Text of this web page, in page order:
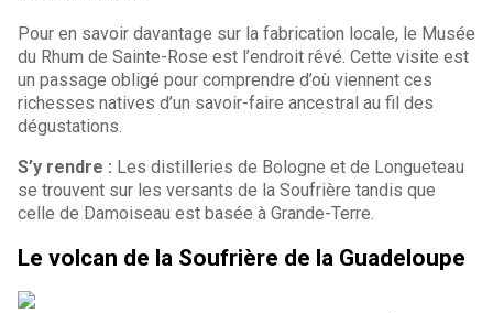
Pour en savoir davantage sur la fabrication locale, le Musée
du Rhum de Sainte-Rose est l’endroit rêvé. Cette visite est
un passage obligé pour comprendre d’où viennent ces
richesses natives d’un savoir-faire ancestral au fil des
dégustations.
S’y rendre : Les distilleries de Bologne et de Longueteau
se trouvent sur les versants de la Soufrière tandis que
celle de Damoiseau est basée à Grande-Terre.
Le volcan de la Soufrière de la Guadeloupe